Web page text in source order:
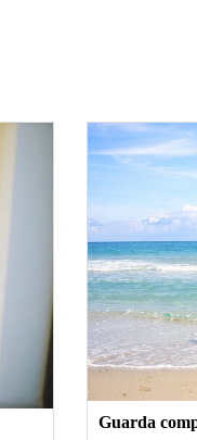
Guarda